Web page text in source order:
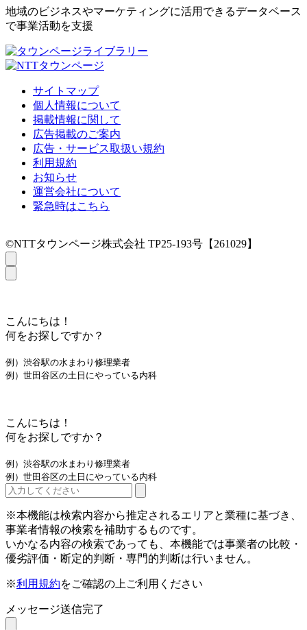
地域のビジネスやマーケティングに活用できるデータベース
で事業活動を支援
サイトマップ
個人情報について
掲載情報に関して
広告掲載のご案内
広告・サービス取扱い規約
利用規約
お知らせ
運営会社について
緊急時はこちら
©NTTタウンページ株式会社 TP25-193号【261029】
こんにちは！
何をお探しですか？
例）渋谷駅の水まわり修理業者
例）世田谷区の土日にやっている内科
こんにちは！
何をお探しですか？
例）渋谷駅の水まわり修理業者
例）世田谷区の土日にやっている内科
※本機能は検索内容から推定されるエリアと業種に基づき、
事業者情報の検索を補助するものです。
いかなる内容の検索であっても、本機能では事業者の比較・
優劣評価・断定的判断・専門的判断は行いません。
※利用規約をご確認の上ご利用ください
メッセージ送信完了